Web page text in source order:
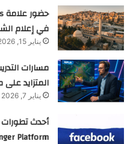
في إعلام
يناير 15, 2026
مسارات
المتزايد
يناير 7, 2026
أحدث
Platform